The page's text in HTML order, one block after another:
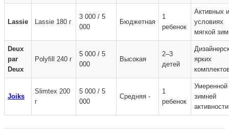
Lassie Lassie 180 г
3 000 / 5
000
Бюджетная
1
ребенок
Активных
условиях
мягкой
Deux
par
Deux
Polyfill 240 г
5 000 / 5
000
Высокая
2–3
детей
ярких
Joiks
Slimtex 200
г
5 000 / 5
000
Средняя -
1
ребенок
Умеренной
зимней
активности